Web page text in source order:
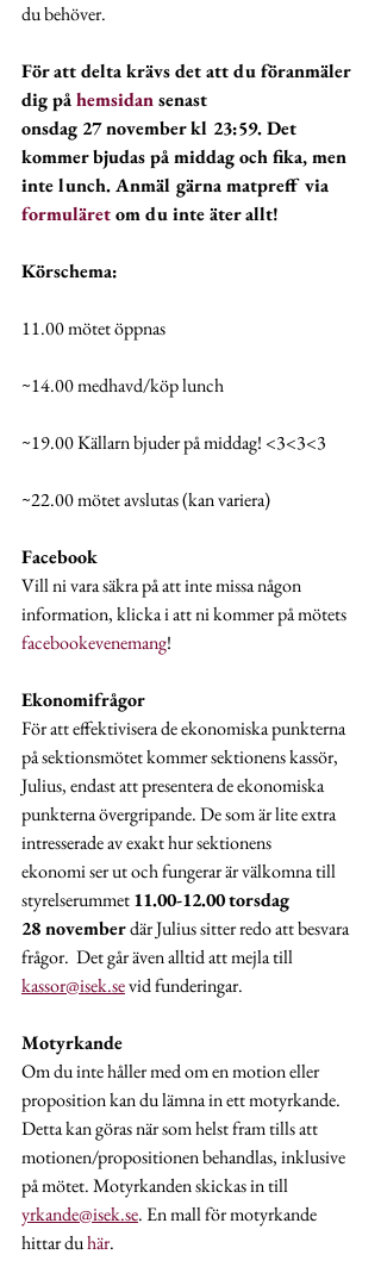
du behöver.
För att delta krävs det att du föranmäler
dig på hemsidan senast
onsdag 27 november kl 23:59. Det
kommer bjudas på middag och fika, men
inte lunch. Anmäl gärna matpreff via
formuläret om du inte äter allt!
Körschema:
11.00 mötet öppnas
~14.00 medhavd/köp lunch
~19.00 Källarn bjuder på middag! <3<3<3
~22.00 mötet avslutas (kan variera)
Facebook
Vill ni vara säkra på att inte missa någon
information, klicka i att ni kommer på mötets
facebookevenemang!
Ekonomifrågor
För att effektivisera de ekonomiska punkterna
på sektionsmötet kommer sektionens kassör,
Julius, endast att presentera de ekonomiska
punkterna övergripande. De som är lite extra
intresserade av exakt hur sektionens
ekonomi ser ut och fungerar är välkomna till
styrelserummet 11.00-12.00torsdag
28 november där Julius sitter redo att besvara
frågor.  Det går även alltid att mejla till
kassor@isek.se vid funderingar.
Motyrkande
Om du inte håller med om en motion eller
proposition kan du lämna in ett motyrkande.
Detta kan göras när som helst fram tills att
motionen/propositionen behandlas, inklusive
på mötet. Motyrkanden skickas in till
yrkande@isek.se. En mall för motyrkande
hittar du här.